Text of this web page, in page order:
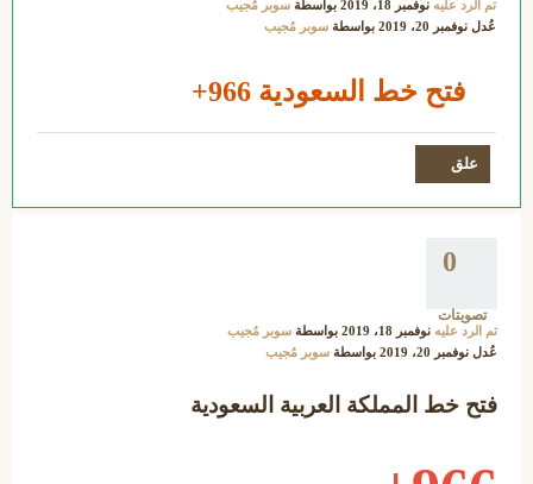
تم الرد عليه نوفمبر 18، 2019 بواسطة سوبر مُجيب
عُدل نوفمبر 20، 2019 بواسطة سوبر مُجيب
فتح خط السعودية 966+
0
تصويتات
تم الرد عليه نوفمبر 18، 2019 بواسطة سوبر مُجيب
عُدل نوفمبر 20، 2019 بواسطة سوبر مُجيب
فتح خط المملكة العربية السعودية